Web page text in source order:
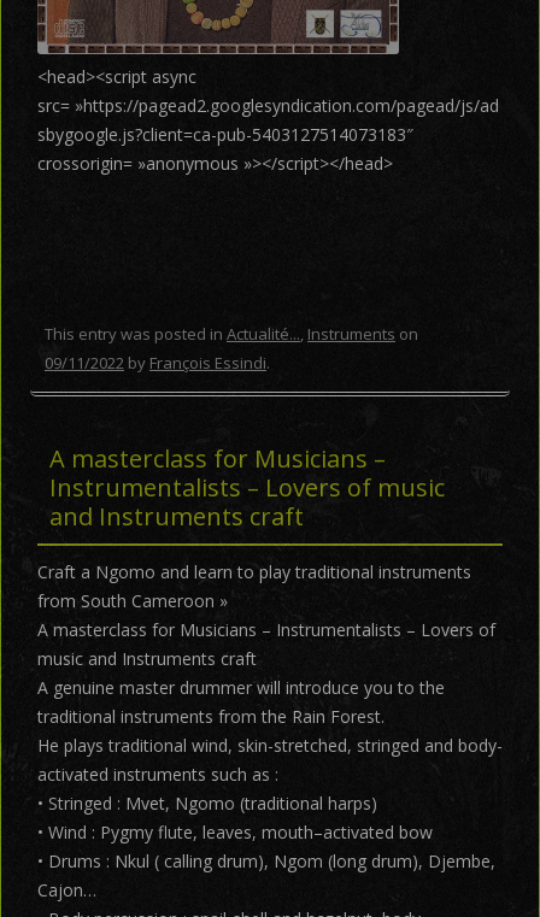
<head><script async
src= »https://pagead2.googlesyndication.com/pagead/js/ad
sbygoogle.js?client=ca-pub-5403127514073183″
crossorigin= »anonymous »></script></head>
This entry was posted in Actualité..., Instruments on
09/11/2022by François Essindi.
A masterclass for Musicians –
Instrumentalists – Lovers of music
and Instruments craft
Craft a Ngomo and learn to play traditional instruments
from South Cameroon »
A masterclass for Musicians – Instrumentalists – Lovers of
music and Instruments craft
A genuine master drummer will introduce you to the
traditional instruments from the Rain Forest.
He plays traditional wind, skin-stretched, stringed and body-
activated instruments such as :
• Stringed : Mvet, Ngomo (traditional harps)
• Wind : Pygmy flute, leaves, mouth–activated bow
• Drums : Nkul ( calling drum), Ngom (long drum), Djembe,
Cajon…